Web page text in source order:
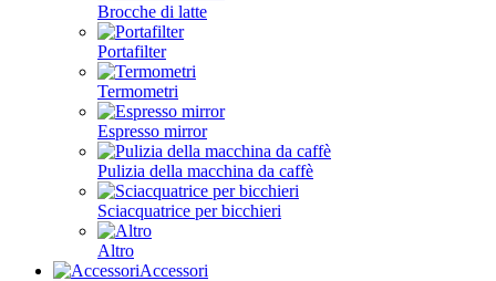
Brocche di latte
Portafilter
Termometri
Espresso mirror
Pulizia della macchina da caffè
Sciacquatrice per bicchieri
Altro
Accessori